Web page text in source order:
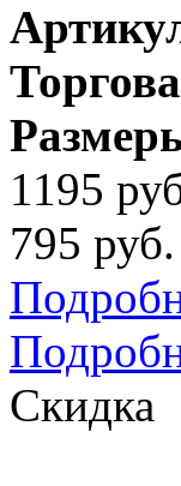
1195
795 руб.
Скидка